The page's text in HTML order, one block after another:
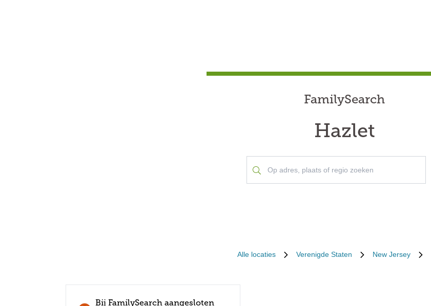
FamilySearch
Hazlet
Alle locaties Verenigde Staten New Jersey
Bij FamilySearch aangesloten